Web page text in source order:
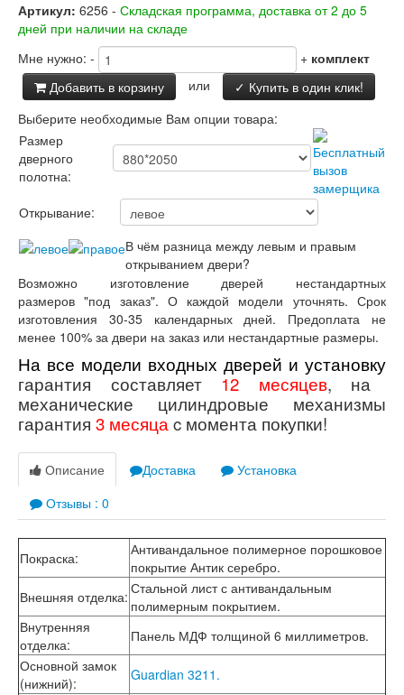
Лабиринт Имперо
Лабиринт Инфинити
Лабиринт Иссида
Лабиринт Карбон
Лабиринт Кармина
Лабиринт Классик Антик медный
Лабиринт Классик Шагрень
Лабиринт Кредор
Лабиринт Лаб Про
Лабиринт Лайн Вайт
Лабиринт Леолаб
Лабиринт Лондон
Лабиринт Лофт
Лабиринт Мегаполис
Лабиринт Норд Плюс
Лабиринт Нью Йорк
Лабиринт Пазл
Лабиринт Пиано
Лабиринт Пиано Смарт 2.0
Лабиринт Платинум
Лабиринт Полярис лайт
Лабиринт Роял
Лабиринт Сильвер
Лабиринт Сияна
Лабиринт Скайлаб
Лабиринт Скандия
Лабиринт Смартлаб
Лабиринт Соналаб
Лабиринт Термолайт
Лабиринт Термомагнит
Лабиринт Трендо
Лабиринт Тундра Плюс
Лабиринт Урбан
Лабиринт Фрост
Лабиринт Шторм
Лабиринт Эволаб
Двери Про
Двери Интекрон
Артикул: 6256 - Складская программа, доставка от 2 до 5
дней при наличии на складе
Мне нужно: - + комплект
Добавить в корзину
или
✓ Купить в один клик!
Выберите необходимые Вам опции товара:
Размер
дверного
полотна:
Открывание:
В чём разница между левым и правым
открыванием двери?
Возможно изготовление дверей нестандартных
размеров "под заказ". О каждой модели уточнять. Срок
изготовления 30-35 календарных дней. Предоплата не
менее 100% за двери на заказ или нестандартные размеры.
На все модели входных дверей и установку
гарантия составляет 12 месяцев, на
механические цилиндровые механизмы
гарантия 3 месяцаc момента покупки!
Описание Доставка
Установка
Отзывы : 0
Покраска:
Антивандальное полимерное порошковое
покрытие Антик серебро.
Внешняя отделка: Стальной лист с антивандальным
полимерным покрытием.
Внутренняя
отделка:
Панель МДФ толщиной 6 миллиметров.
Основной замок
(нижний):
Guardian 3211.